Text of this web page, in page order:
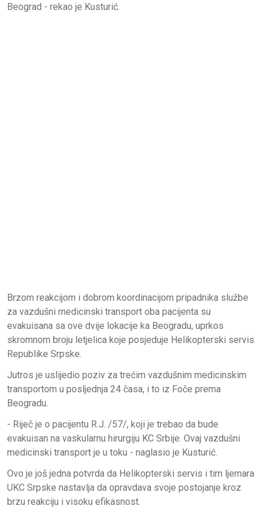
Beograd - rekao je Kusturić.
Brzom reakcijom i dobrom koordinacijom pripadnika službe
za vazdušni medicinski transport oba pacijenta su
evakuisana sa ove dvije lokacije ka Beogradu, uprkos
skromnom broju letjelica koje posjeduje Helikopterski servis
Republike Srpske.
Јutros je uslijedio poziv za trećim vazdušnim medicinskim
transportom u posljednja 24 časa, i to iz Foče prema
Beogradu.
- Riječ je o pacijentu R.Ј. /57/, koji je trebao da bude
evakuisan na vaskularnu hirurgiju KC Srbije. Ovaj vazdušni
medicinski transport je u toku - naglasio je Kusturić.
Ovo je još jedna potvrda da Helikopterski servis i tim ljemara
UKC Srpske nastavlja da opravdava svoje postojanje kroz
brzu reakciju i visoku efikasnost.